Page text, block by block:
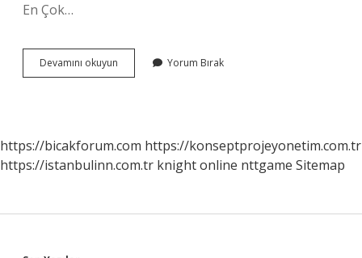
En Çok…
Devamını okuyun Bepanthol
Eczanede
Yorum Bırak
https://bicakforum.com https://konseptprojeyonetim.com.tr
https://istanbulinn.com.tr knight online nttgame Sitemap